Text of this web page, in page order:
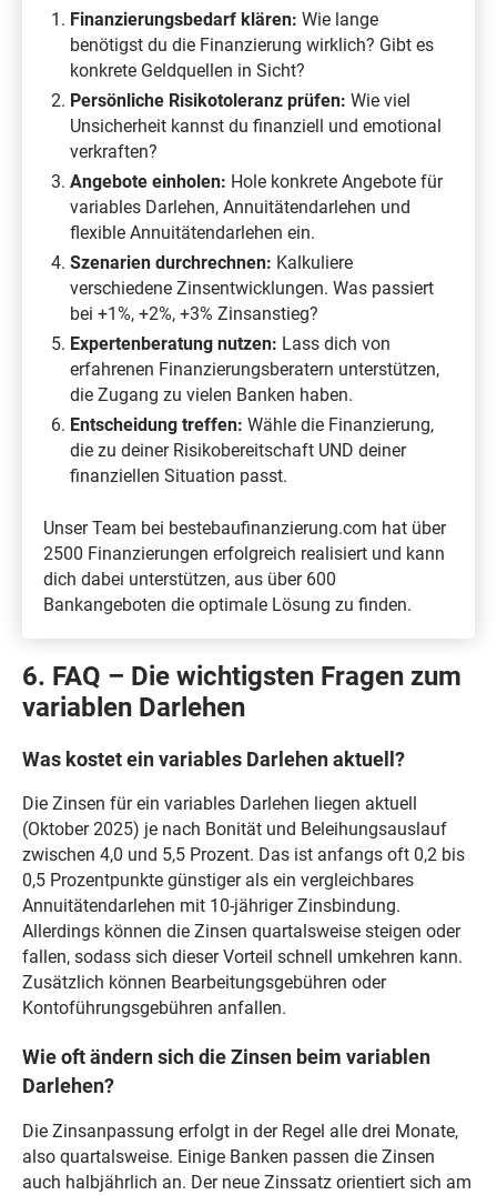
Finanzierungsbedarf klären: Wie lange
benötigst du die Finanzierung wirklich? Gibt es
konkrete Geldquellen in Sicht?
Persönliche Risikotoleranz prüfen: Wie viel
Unsicherheit kannst du finanziell und emotional
verkraften?
Angebote einholen: Hole konkrete Angebote für
variables Darlehen, Annuitätendarlehen und
flexible Annuitätendarlehen ein.
Szenarien durchrechnen: Kalkuliere
verschiedene Zinsentwicklungen. Was passiert
bei +1%, +2%, +3% Zinsanstieg?
Expertenberatung nutzen: Lass dich von
erfahrenen Finanzierungsberatern unterstützen,
die Zugang zu vielen Banken haben.
Entscheidung treffen: Wähle die Finanzierung,
die zu deiner Risikobereitschaft UND deiner
finanziellen Situation passt.
Unser Team bei bestebaufinanzierung.com hat über
2500 Finanzierungen erfolgreich realisiert und kann
dich dabei unterstützen, aus über 600
Bankangeboten die optimale Lösung zu finden.
6. FAQ – Die wichtigsten Fragen zum
variablen Darlehen
Was kostet ein variables Darlehen aktuell?
Die Zinsen für ein variables Darlehen liegen aktuell
(Oktober 2025) je nach Bonität und Beleihungsauslauf
zwischen 4,0 und 5,5 Prozent. Das ist anfangs oft 0,2 bis
0,5 Prozentpunkte günstiger als ein vergleichbares
Annuitätendarlehen mit 10-jähriger Zinsbindung.
Allerdings können die Zinsen quartalsweise steigen oder
fallen, sodass sich dieser Vorteil schnell umkehren kann.
Zusätzlich können Bearbeitungsgebühren oder
Kontoführungsgebühren anfallen.
Wie oft ändern sich die Zinsen beim variablen
Darlehen?
Die Zinsanpassung erfolgt in der Regel alle drei Monate,
also quartalsweise. Einige Banken passen die Zinsen
auch halbjährlich an. Der neue Zinssatz orientiert sich am